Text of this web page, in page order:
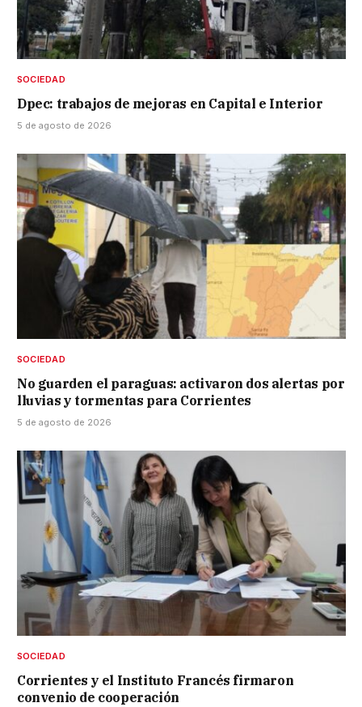
SOCIEDAD
Dpec: trabajos de mejoras en Capital e Interior
5 de agosto de 2026
SOCIEDAD
No guarden el paraguas: activaron dos alertas por
lluvias y tormentas para Corrientes
5 de agosto de 2026
SOCIEDAD
Corrientes y el Instituto Francés firmaron
convenio de cooperación